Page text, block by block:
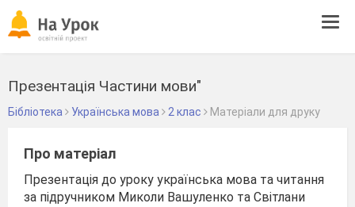
Презентація Частини мови"
Бібліотека Українська мова 2 клас Матеріали для друку
Про матеріал
Презентація до уроку українська мова та читання
за підручником Миколи Вашуленко та Світлани